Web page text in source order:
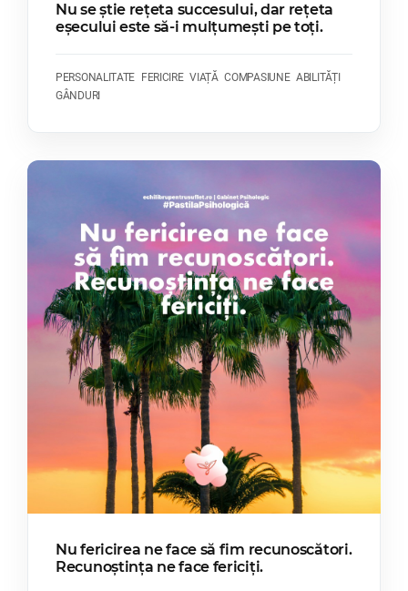
Nu se știe rețeta succesului, dar rețeta
eșecului este să-i mulțumești pe toți.
PERSONALITATE FERICIRE VIAȚĂ COMPASIUNE ABILITĂȚI
GÂNDURI
Nu fericirea ne face să fim recunoscători.
Recunoștința ne face fericiți.